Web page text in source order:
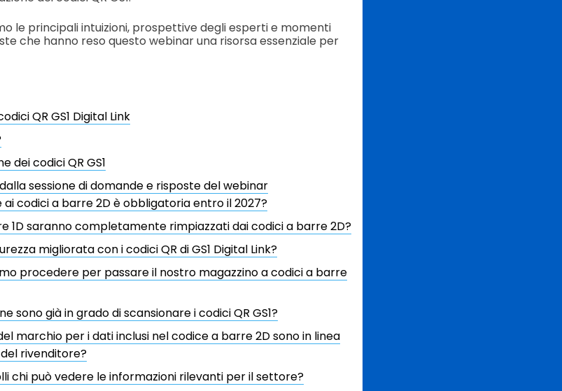
le principali intuizioni, prospettive degli esperti e momenti
che hanno reso questo webinar una risorsa essenziale per
QR GS1 Digital Link
dei codici QR GS1
sessione di domande e risposte del webinar
ai codici a barre 2D è obbligatoria entro il 2027?
1D saranno completamente rimpiazzati dai codici a barre 2D?
migliorata con i codici QR di GS1 Digital Link?
procedere per passare il nostro magazzino a codici a barre
sono già in grado di scansionare i codici QR GS1?
marchio per i dati inclusi nel codice a barre 2D sono in linea
rivenditore?
chi può vedere le informazioni rilevanti per il settore?